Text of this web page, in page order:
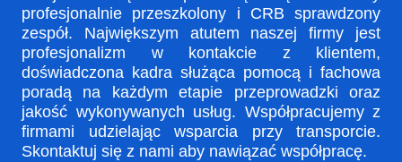
profesjonalnie przeszkolony i CRB sprawdzony
zespół. Największym atutem naszej firmy jest
profesjonalizm w kontakcie z klientem,
doświadczona kadra służąca pomocą i fachowa
poradą na każdym etapie przeprowadzki oraz
jakość wykonywanych usług. Współpracujemy z
firmami udzielając wsparcia przy transporcie.
Skontaktuj się z nami aby nawiązać współpracę.